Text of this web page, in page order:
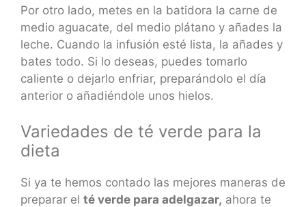
Por otro lado, metes en la batidora la carne de
medio aguacate, del medio plátano y añades la
leche. Cuando la infusión esté lista, la añades y
bates todo. Si lo deseas, puedes tomarlo
caliente o dejarlo enfriar, preparándolo el día
anterior o añadiéndole unos hielos.
Variedades de té verde para la
dieta
Si ya te hemos contado las mejores maneras de
preparar el té verde para adelgazar, ahora te